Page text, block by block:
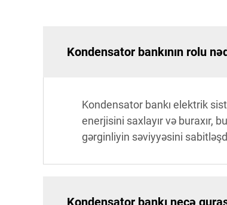
Kondensator bankının rolu
Kondensator bankı elektrik
enerjisini saxlayır və buraxır,
gərginliyin səviyyəsini
Kondensator bankı necə